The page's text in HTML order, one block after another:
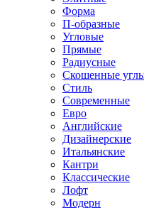
Форма
П-образные
Угловые
Прямые
Радиусные
Скошенные
Стиль
Современные
Евро
Английские
Дизайнерские
Итальянские
Кантри
Классические
Лофт
Модерн